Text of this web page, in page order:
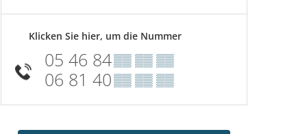
Klicken Sie hier, um die Nummer
05 46 84▒▒ ▒▒ ▒▒
06 81 40▒▒ ▒▒ ▒▒